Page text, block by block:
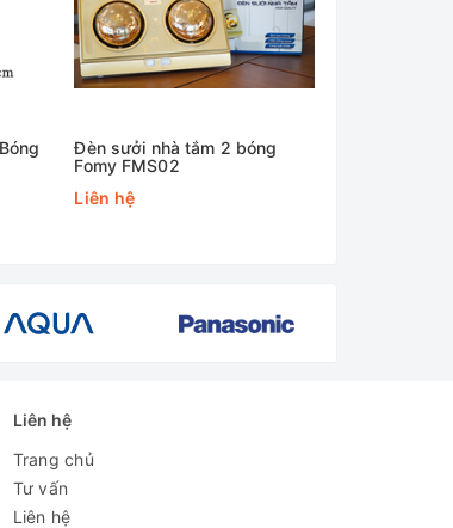
Đèn sưởi nhà tắm 2 bóng
Fomy FMS02
Liên hệ
Liên hệ
Trang chủ
Tư vấn
Liên hệ